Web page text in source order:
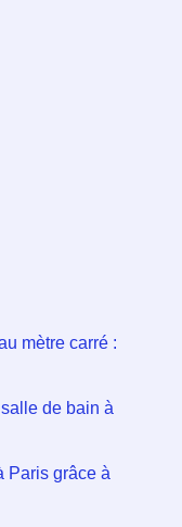
mètre carré :
de bain à
Paris grâce à